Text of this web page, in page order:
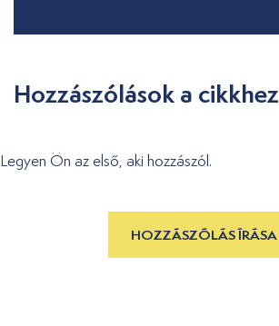
Hozzászólások a cikkhez
Legyen Ön az első, aki hozzászól.
HOZZÁSZÓLÁS ÍRÁSA